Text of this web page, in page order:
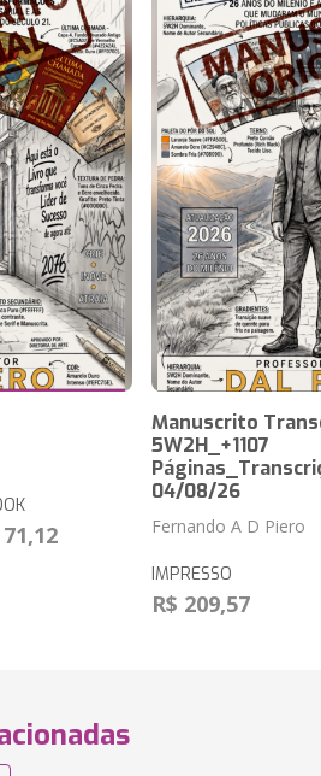
71,12
Manuscrito
5W2H_+1107
04/08/26
Fernando A D Piero
IMPRESSO
R$ 209,57